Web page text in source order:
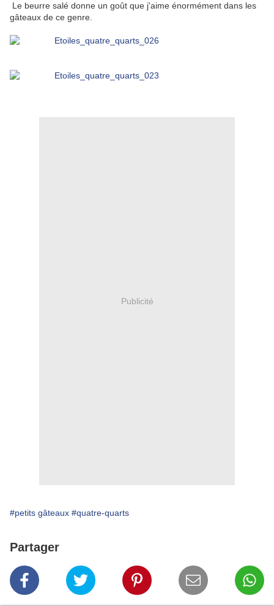
Le beurre salé donne un goût que j'aime énormément dans les
gâteaux de ce genre.
Publicité
#petits gâteaux #quatre-quarts
Partager